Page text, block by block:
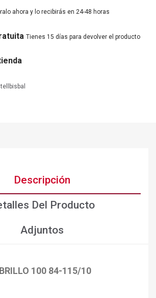
ahora y lo recibirás en 24-48 horas
Tienes 15 días para devolver el producto
Descripción
Del Producto
Adjuntos
100 84-115/10